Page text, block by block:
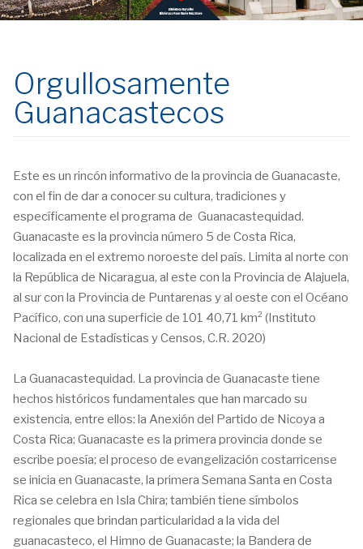
Orgullosamente
Guanacastecos
Este es un rincón informativo de la provincia de Guanacaste,
con el fin de dar a conocer su cultura, tradiciones y
específicamente el programa de Guanacastequidad.
Guanacaste es la provincia número 5 de Costa Rica,
localizada en el extremo noroeste del país. Limita al norte con
la República de Nicaragua, al este con la Provincia de Alajuela,
al sur con la Provincia de Puntarenas y al oeste con el Océano
Pacífico, con una superficie de 101 40,71 km² (Instituto
Nacional de Estadísticas y Censos, C.R. 2020)
La Guanacastequidad. La provincia de Guanacaste tiene
hechos históricos fundamentales que han marcado su
existencia, entre ellos: la Anexión del Partido de Nicoya a
Costa Rica; Guanacaste es la primera provincia donde se
escribe poesía; el proceso de evangelización costarricense
se inicia en Guanacaste, la primera Semana Santa en Costa
Rica se celebra en Isla Chira; también tiene símbolos
regionales que brindan particularidad a la vida del
guanacasteco, el Himno de Guanacaste; la Bandera de